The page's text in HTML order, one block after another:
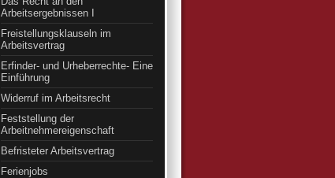
Arbeitsergebnissen I
Freistellungsklauseln im
Arbeitsvertrag
Erfinder- und Urheberrechte- Eine
Einführung
Widerruf im Arbeitsrecht
Feststellung der
Arbeitnehmereigenschaft
Befristeter Arbeitsvertrag
Ferienjobs